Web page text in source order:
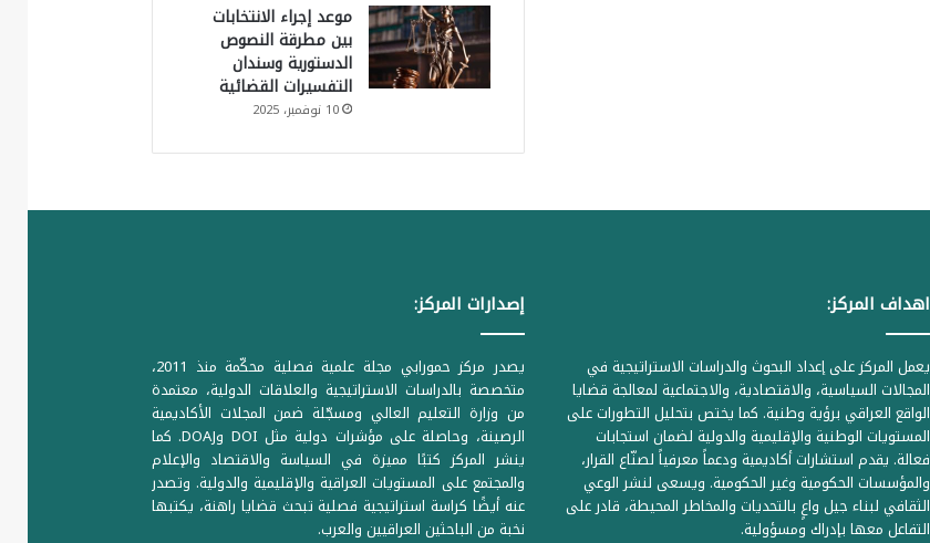
موعد إجراء الانتخابات
بين مطرقة النصوص
الدستورية وسندان
التفسيرات القضائية
10 نوفمبر، 2025
اهداف المركز:
يعمل المركز على إعداد البحوث والدراسات الاستراتيجية في
المجالات السياسية، والاقتصادية، والاجتماعية لمعالجة قضايا
الواقع العراقي برؤية وطنية. كما يختص بتحليل التطورات على
المستويات الوطنية والإقليمية والدولية لضمان استجابات
فعالة. يقدم استشارات أكاديمية ودعماً معرفياً لصنّاع القرار،
والمؤسسات الحكومية وغير الحكومية. ويسعى لنشر الوعي
الثقافي لبناء جيل واعٍ بالتحديات والمخاطر المحيطة، قادر على
التفاعل معها بإدراك ومسؤولية.
إصدارات المركز:
يصدر مركز حمورابي مجلة علمية فصلية محكّمة منذ 2011،
متخصصة بالدراسات الاستراتيجية والعلاقات الدولية، معتمدة
من وزارة التعليم العالي ومسجّلة ضمن المجلات الأكاديمية
الرصينة، وحاصلة على مؤشرات دولية مثل DOI وDOAJ. كما
ينشر المركز كتبًا مميزة في السياسة والاقتصاد والإعلام
والمجتمع على المستويات العراقية والإقليمية والدولية. وتصدر
عنه أيضًا كراسة استراتيجية فصلية تبحث قضايا راهنة، يكتبها
نخبة من الباحثين العراقيين والعرب.